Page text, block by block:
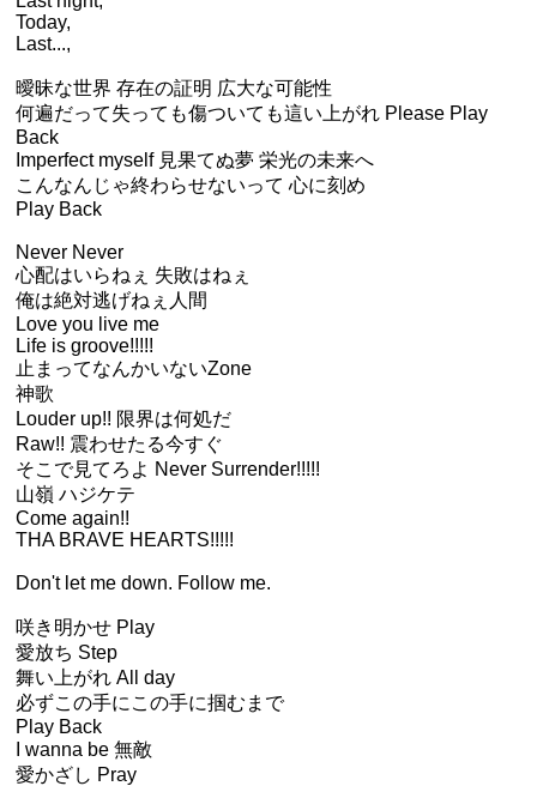
Today,
Last...,
曖昧な世界 存在の証明 広大な可能性
何遍だって失っても傷ついても這い上がれ Please Play
Back
Imperfect myself 見果てぬ夢 栄光の未来へ
こんなんじゃ終わらせないって 心に刻め
Play Back
Never Never
心配はいらねぇ 失敗はねぇ
俺は絶対逃げねぇ人間
Love you live me
Life is groove!!!!!
止まってなんかいないZone
神歌
Louder up!! 限界は何処だ
Raw!! 震わせたる今すぐ
そこで見てろよ Never Surrender!!!!!
山嶺 ハジケテ
Come again!!
THA BRAVE HEARTS!!!!!
Don't let me down. Follow me.
咲き明かせ Play
愛放ち Step
舞い上がれ All day
必ずこの手にこの手に掴むまで
Play Back
I wanna be 無敵
愛かざし Pray